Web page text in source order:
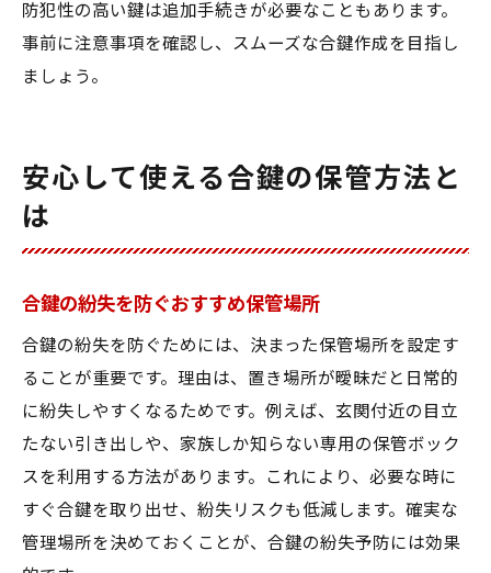
防犯性の高い鍵は追加手続きが必要なこともあります。
事前に注意事項を確認し、スムーズな合鍵作成を目指し
ましょう。
安心して使える合鍵の保管方法と
は
合鍵の紛失を防ぐおすすめ保管場所
合鍵の紛失を防ぐためには、決まった保管場所を設定す
ることが重要です。理由は、置き場所が曖昧だと日常的
に紛失しやすくなるためです。例えば、玄関付近の目立
たない引き出しや、家族しか知らない専用の保管ボック
スを利用する方法があります。これにより、必要な時に
すぐ合鍵を取り出せ、紛失リスクも低減します。確実な
管理場所を決めておくことが、合鍵の紛失予防には効果